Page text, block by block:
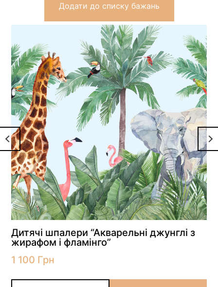
Додати до списку бажань
Дитячі шпалери “Акварельні джунглі з
жирафом і фламінго”
1 100 Грн